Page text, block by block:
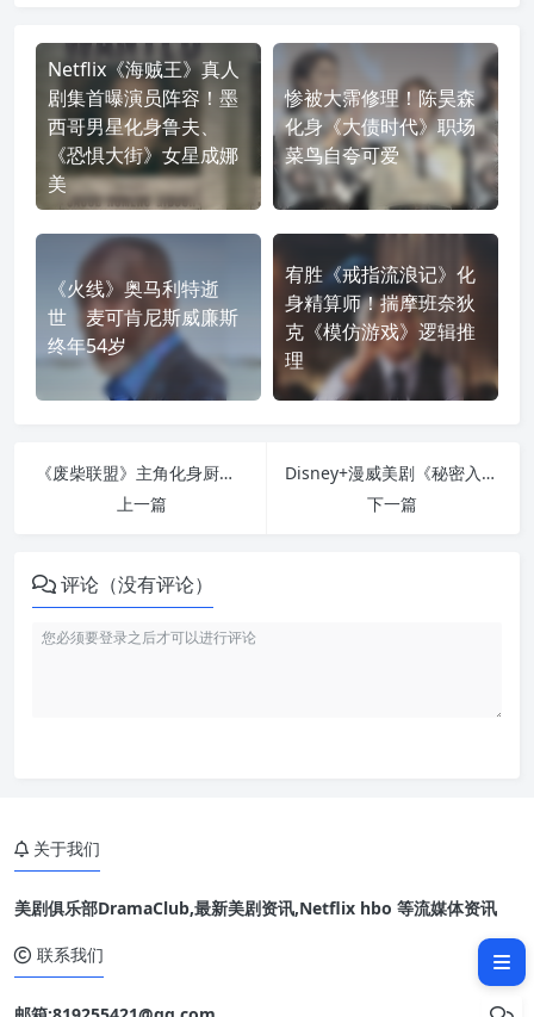
Netflix《海贼王》真人
剧集首曝演员阵容！墨
西哥男星化身鲁夫、
《恐惧大街》女星成娜
美
惨被大霈修理！陈昊森
化身《大债时代》职场
菜鸟自夸可爱
《火线》奥马利特逝
世 麦可肯尼斯威廉斯
终年54岁
宥胜《戒指流浪记》化
身精算师！揣摩班奈狄
克《模仿游戏》逻辑推
理
《废柴联盟》主角化身厨房掌门人！欢迎光临没有命案的《案发厨房》
上一篇
Disney+漫威美剧《秘密入侵》找回玛丽亚希尔！蔻碧史莫德加盟对抗史克鲁尔人
下一篇
评论（没有评论）
关于我们
美剧俱乐部DramaClub,最新美剧资讯,Netflix hbo 等流媒体资讯
联系我们